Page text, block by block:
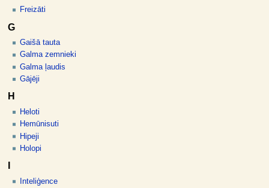
Freizāti
G
Gaišā tauta
Galma zemnieki
Galma ļaudis
Gājēji
H
Heloti
Hemūnisuti
Hipeji
Holopi
I
Inteliģence